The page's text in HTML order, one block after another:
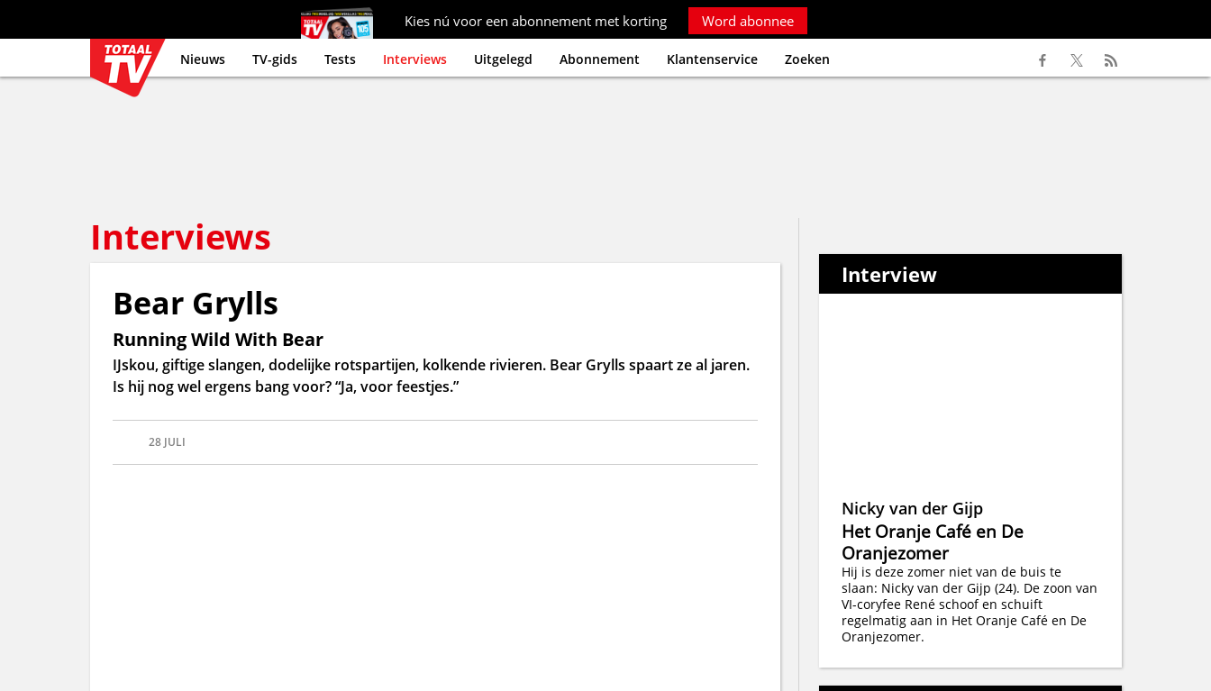
Kies nú voor een abonnement met korting Word abonnee
Nieuws TV-gids Tests Interviews Uitgelegd Abonnement Klantenservice Zoeken
Interviews
Bear Grylls
Running Wild With Bear
IJskou, giftige slangen, dodelijke rotspartijen, kolkende rivieren. Bear Grylls spaart ze al jaren.
Is hij nog wel ergens bang voor? “Ja, voor feestjes.”
28 JULI
Interview
Nicky van der Gijp
Het Oranje Café en De
Oranjezomer
Hij is deze zomer niet van de buis te
slaan: Nicky van der Gijp (24). De zoon van
VI-coryfee René schoof en schuift
regelmatig aan in Het Oranje Café en De
Oranjezomer.